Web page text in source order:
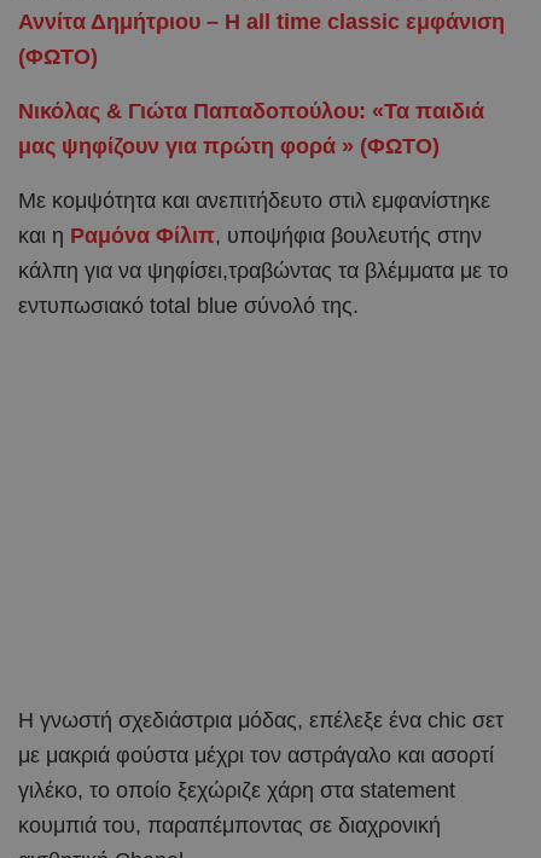
Αννίτα Δημήτριου – H all time classic εμφάνιση
(ΦΩΤΟ)
Νικόλας & Γιώτα Παπαδοπούλου: «Τα παιδιά
μας ψηφίζουν για πρώτη φορά » (ΦΩΤΟ)
Με κομψότητα και ανεπιτήδευτο στιλ εμφανίστηκε
και η Ραμόνα Φίλιπ, υποψήφια βουλευτής στην
κάλπη για να ψηφίσει,τραβώντας τα βλέμματα με το
εντυπωσιακό total blue σύνολό της.
Η γνωστή σχεδιάστρια μόδας, επέλεξε ένα chic σετ
με μακριά φούστα μέχρι τον αστράγαλο και ασορτί
γιλέκο, το οποίο ξεχώριζε χάρη στα statement
κουμπιά του, παραπέμποντας σε διαχρονική